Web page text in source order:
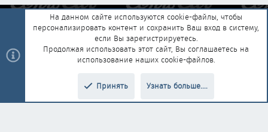
Обратная связь
Условия и правила
Политика конфиденциальности
Помощь Главная
R
add-ons by ThemeHouse Перевод от Jumuro®
На данном сайте используются cookie-файлы, чтобы
персонализировать контент и сохранить Ваш вход в систему,
если Вы зарегистрируетесь.
Продолжая использовать этот сайт, Вы соглашаетесь на
использование наших cookie-файлов.
Принять Узнать больше....